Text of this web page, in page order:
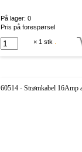
På lager: 0
Pris på forespørsel
× 1 stk
60514 - Strømkabel 16Amp